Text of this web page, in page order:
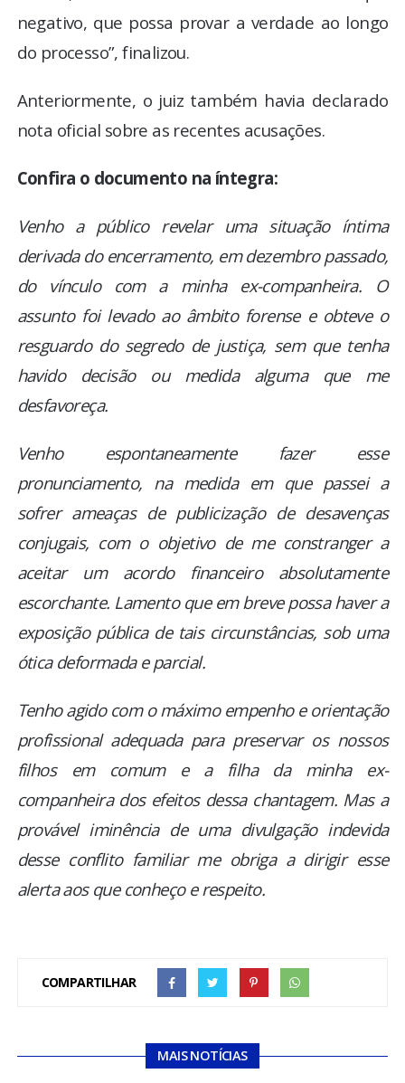
negativo, que possa provar a verdade ao longo
do processo”, finalizou.
Anteriormente, o juiz também havia declarado
nota oficial sobre as recentes acusações.
Confira o documento na íntegra:
Venho a público revelar uma situação íntima
derivada do encerramento, em dezembro passado,
do vínculo com a minha ex-companheira. O
assunto foi levado ao âmbito forense e obteve o
resguardo do segredo de justiça, sem que tenha
havido decisão ou medida alguma que me
desfavoreça.
Venho espontaneamente fazer esse
pronunciamento, na medida em que passei a
sofrer ameaças de publicização de desavenças
conjugais, com o objetivo de me constranger a
aceitar um acordo financeiro absolutamente
escorchante. Lamento que em breve possa haver a
exposição pública de tais circunstâncias, sob uma
ótica deformada e parcial.
Tenho agido com o máximo empenho e orientação
profissional adequada para preservar os nossos
filhos em comum e a filha da minha ex-
companheira dos efeitos dessa chantagem. Mas a
provável iminência de uma divulgação indevida
desse conflito familiar me obriga a dirigir esse
alerta aos que conheço e respeito.
COMPARTILHAR
MAIS NOTÍCIAS